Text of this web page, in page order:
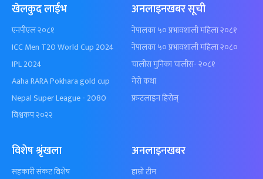
खेलकुद लाईभ
एनपीएल २०८१
ICC Men T20 World Cup 2024
IPL 2024
Aaha RARA Pokhara gold cup
Nepal Super League - 2080
विश्वकप २०२२
अनलाइनखबर सूची
नेपालका ५० प्रभावशाली महिला २०८१
नेपालका ५० प्रभावशाली महिला २०८०
चालीस मुनिका चालीस- २०८१
मेरो कथा
फ्रन्टलाइन हिरोज्
विशेष श्रृंखला
सहकारी संकट विशेष
अनलाइनखबर
हाम्रो टीम